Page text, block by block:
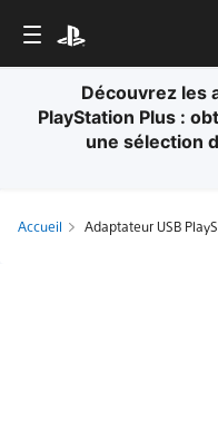
Découvrez les
PlayStation Plus :
une sélection
Accueil Adaptateur USB